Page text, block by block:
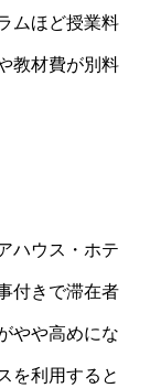
ムほど授業料
教材費が別料
ハウス・ホテ
付きで滞在者
やや高めにな
を利用すると